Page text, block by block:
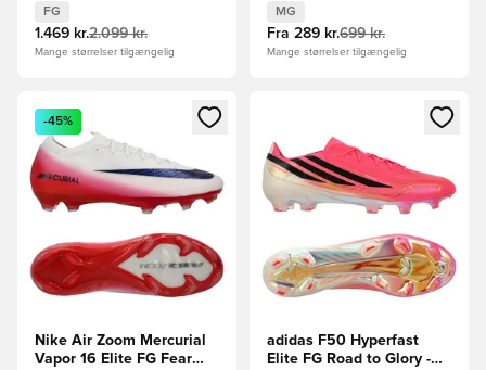
FG
1.469 kr.2.099 kr.
Mange størrelser tilgængelig
MG
Fra 289 kr.699 kr.
Mange størrelser tilgængelig
Åbner en Modal til at logge ind eller tilmelde dig som
-45%
Nike Air Zoom Mercurial
Vapor 16 Elite FG Fear
Åbner en Modal til at logge
adidas F50 Hyperfast
Elite FG Road to Glory -